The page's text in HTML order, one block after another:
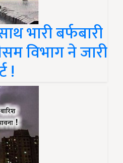
भारी बर्फबारी
विभाग ने जारी
!